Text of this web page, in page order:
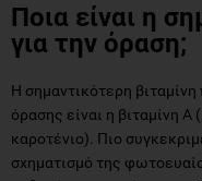
Ποια είναι η
για την όραση;
Η σημαντικότερη
όρασης είναι η βιταμίνη Α
καροτένιο). Πιο
σχηματισμό της